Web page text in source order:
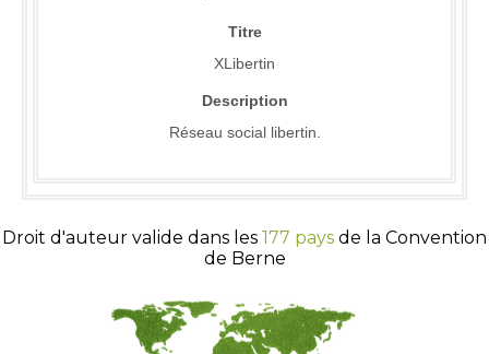
Titre
XLibertin
Description
Réseau social libertin.
Droit d'auteur valide dans les 177 pays de la Convention
de Berne